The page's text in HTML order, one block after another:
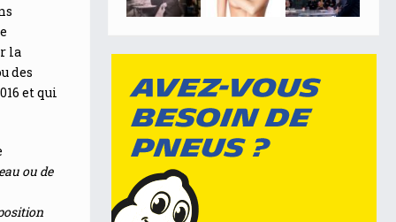
la
des
et qui
ou de